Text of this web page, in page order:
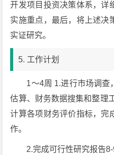
开发项目投资决策体系，详
实施重点，最后，将上述决
实证研究。
5. 工作计划
1～4周 1.进行市场调查
估算、财务数据搜集和整理
计算各项财务评价指标，完
作。
2.完成可行性研究报告8-